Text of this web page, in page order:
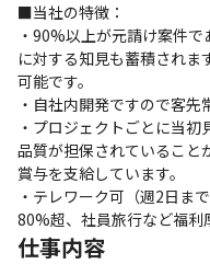
■当社の特徴：
・90%以上が元請け案件
に対する知見も蓄積されま
可能です。
・自社内開発ですので客先
・プロジェクトごとに当初
品質が担保されていること
賞与を支給しています。
・テレワーク可（週2日ま
80%超、社員旅行など福利
仕事内容